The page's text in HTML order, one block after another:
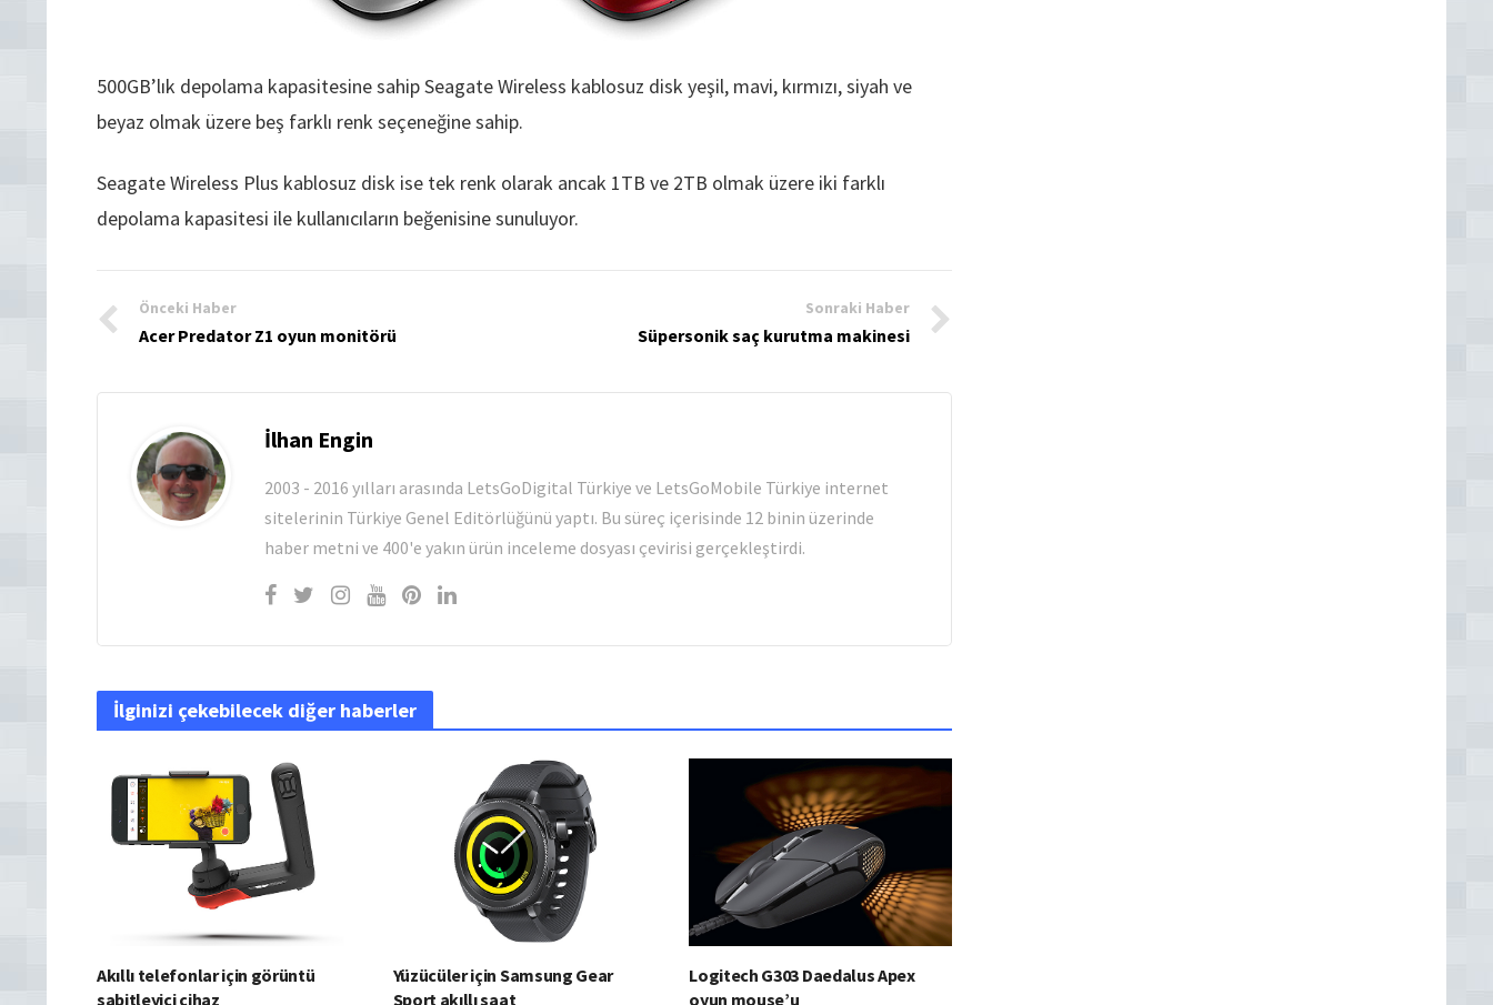
500GB’lık depolama kapasitesine sahip Seagate Wireless kablosuz disk yeşil, mavi, kırmızı, siyah ve
beyaz olmak üzere beş farklı renk seçeneğine sahip.
Seagate Wireless Plus kablosuz disk ise tek renk olarak ancak 1TB ve 2TB olmak üzere iki farklı
depolama kapasitesi ile kullanıcıların beğenisine sunuluyor.
Önceki Haber
Acer Predator Z1 oyun monitörü
Sonraki Haber
Süpersonik saç kurutma makinesi
İlhan Engin
2003 - 2016 yılları arasında LetsGoDigital Türkiye ve LetsGoMobile Türkiye internet
sitelerinin Türkiye Genel Editörlüğünü yaptı. Bu süreç içerisinde 12 binin üzerinde
haber metni ve 400'e yakın ürün inceleme dosyası çevirisi gerçekleştirdi.
İlginizi çekebilecek diğer haberler
Akıllı telefonlar için görüntü
sabitleyici cihaz
Yüzücüler için Samsung Gear
Sport akıllı saat
Logitech G303 Daedalus Apex
oyun mouse’u